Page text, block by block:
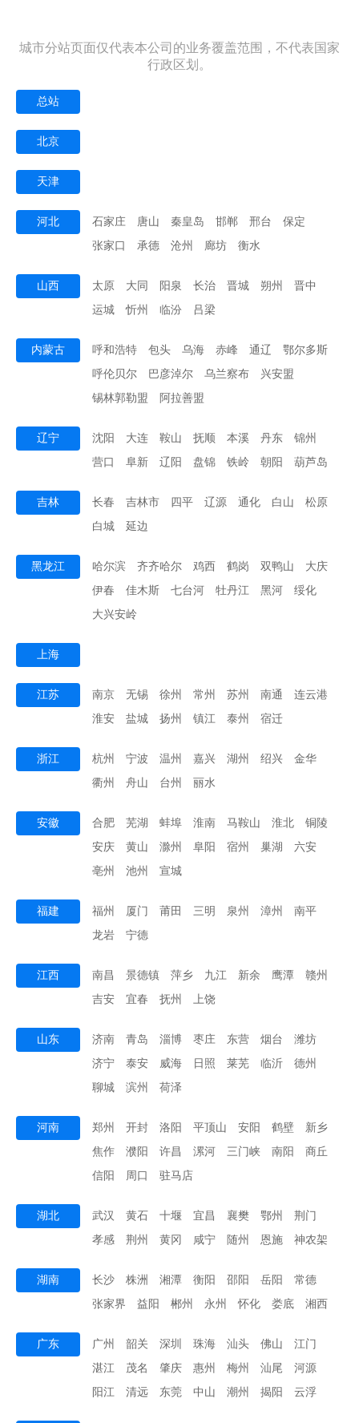
城市分站页面仅代表本公司的业务覆盖范围，不代表国家
行政区划。
总站
北京
天津
河北 石家庄 唐山 秦皇岛 邯郸 邢台
保定
张家口
承德 沧州 廊坊 衡水
山西 太原 大同 阳泉 长治 晋城 朔州
晋中
运城
忻州 临汾 吕梁
内蒙古 呼和浩特 包头 乌海 赤峰 通辽
鄂尔多斯
呼伦贝尔
巴彦淖尔 乌兰察布
兴安盟
锡林郭勒盟
阿拉善盟
辽宁 沈阳 大连 鞍山 抚顺 本溪 丹东
锦州
营口
阜新 辽阳 盘锦 铁岭 朝阳 葫芦岛
吉林 长春 吉林市 四平 辽源 通化 白山
松原
白城
延边
黑龙江 哈尔滨 齐齐哈尔 鸡西 鹤岗 双鸭山
大庆
伊春
佳木斯 七台河 牡丹江 黑河
绥化
大兴安岭
上海
江苏 南京 无锡 徐州 常州 苏州 南通
连云港
淮安
盐城 扬州 镇江 泰州 宿迁
浙江 杭州 宁波 温州 嘉兴 湖州 绍兴
金华
衢州
舟山 台州 丽水
安徽 合肥 芜湖 蚌埠 淮南 马鞍山 淮北
铜陵
安庆
黄山 滁州 阜阳 宿州 巢湖
六安
亳州
池州 宣城
福建 福州 厦门 莆田 三明 泉州 漳州
南平
龙岩
宁德
江西 南昌 景德镇 萍乡 九江 新余 鹰潭
赣州
吉安
宜春 抚州 上饶
山东 济南 青岛 淄博 枣庄 东营 烟台
潍坊
济宁
泰安 威海 日照 莱芜 临沂
德州
聊城
滨州 荷泽
河南 郑州 开封 洛阳 平顶山 安阳 鹤壁
新乡
焦作
濮阳 许昌 漯河 三门峡 南阳
商丘
信阳
周口 驻马店
湖北 武汉 黄石 十堰 宜昌 襄樊 鄂州
荆门
孝感
荆州 黄冈 咸宁 随州 恩施 神农架
湖南 长沙 株洲 湘潭 衡阳 邵阳 岳阳
常德
张家界
益阳 郴州 永州 怀化 娄底 湘西
广东 广州 韶关 深圳 珠海 汕头 佛山
江门
湛江
茂名 肇庆 惠州 梅州 汕尾
河源
阳江
清远 东莞 中山 潮州 揭阳 云浮